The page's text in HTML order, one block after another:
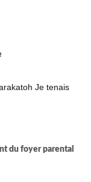
Je tenais
du foyer parental